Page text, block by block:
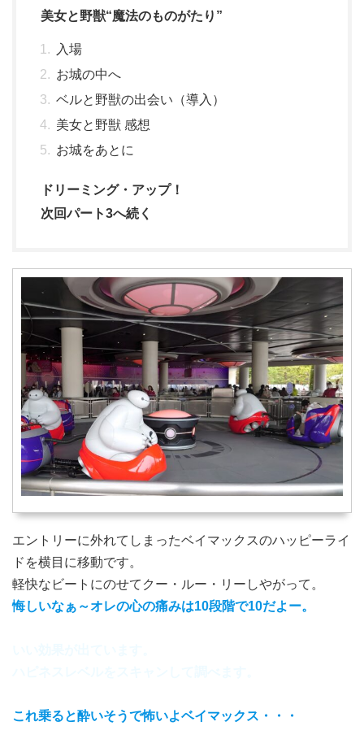
美女と野獣“魔法のものがたり”
入場
お城の中へ
ベルと野獣の出会い（導入）
美女と野獣 感想
お城をあとに
ドリーミング・アップ！
次回パート3へ続く
エントリーに外れてしまったベイマックスのハッピーライ
ドを横目に移動です。
軽快なビートにのせてクー・ルー・リーしやがって。
悔しいなぁ～オレの心の痛みは10段階で10だよー。
これ乗ると酔いそうで怖いよベイマックス・・・